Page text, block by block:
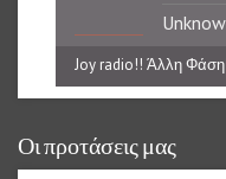
Joy radio!! Άλλη
reading data...
Οι προτάσεις μας